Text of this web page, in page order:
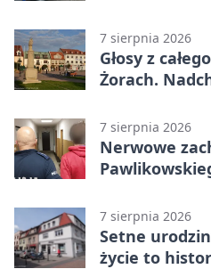
7 sierpnia 2026
Głosy z
Żorach.
7 sierpnia 2026
Nerwowe
7 sierpnia 2026
Setne
życie to